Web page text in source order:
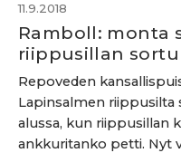
11.9.2018
Ramboll: monta
riippusillan
Repoveden
Lapinsalmen
alussa, kun riippusillan
ankkuritanko petti. Nyt